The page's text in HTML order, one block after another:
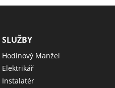
SLUŽBY
Hodinový Manžel
Elektrikář
Instalatér